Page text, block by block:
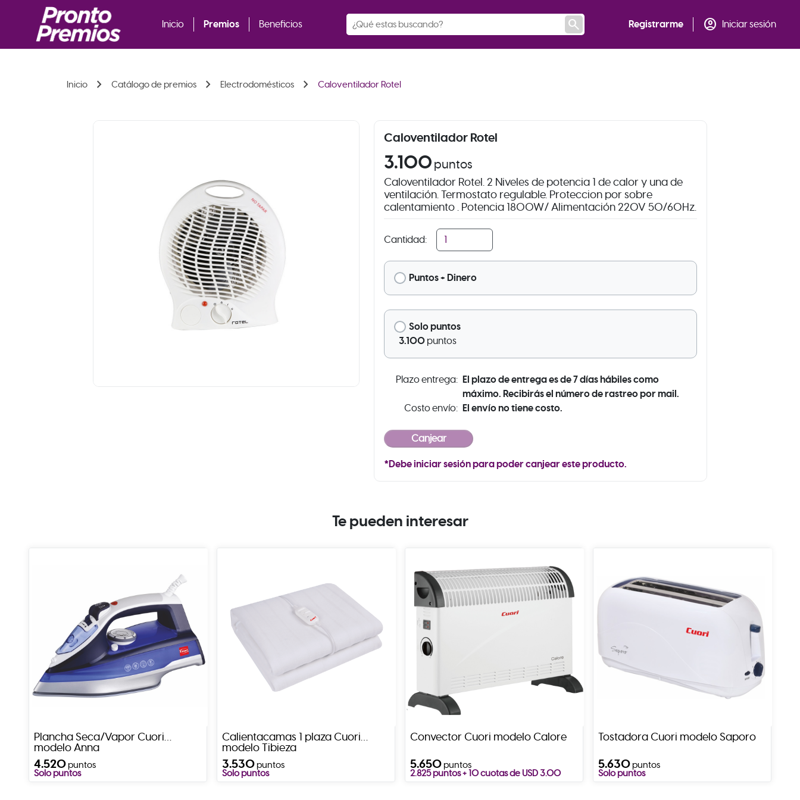
Inicio Premios Beneficios search Registrarme account_circle Iniciar sesión
Inicio chevron_right Catálogo de premios chevron_right Electrodomésticos chevron_right Caloventilador Rotel
Caloventilador Rotel
3.100 puntos
Caloventilador Rotel. 2 Niveles de potencia 1 de calor y una de
ventilación. Termostato regulable. Proteccion por sobre
calentamiento . Potencia 1800W/ Alimentación 220V 50/60Hz.
Cantidad:
Puntos + Dinero
Solo puntos
3.100 puntos
Plazo entrega: El plazo de entrega es de 7 días hábiles como
máximo. Recibirás el número de rastreo por mail.
Costo envío: El envío no tiene costo.
*Debe iniciar sesión para poder canjear este producto.
Te pueden interesar
Plancha Seca/Vapor Cuori
modelo Anna
4.520puntos
Solo puntos
Calientacamas 1 plaza Cuori
modelo Tibieza
3.530puntos
Solo puntos
Convector Cuori modelo Calore
5.650puntos
2.825 puntos + 10 cuotas de USD 3.00
Tostadora Cuori modelo Saporo
5.630puntos
Solo puntos